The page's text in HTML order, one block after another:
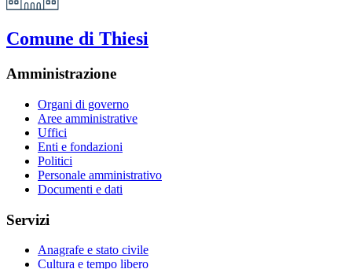
Comune di Thiesi
Amministrazione
Organi di governo
Aree amministrative
Uffici
Enti e fondazioni
Politici
Personale amministrativo
Documenti e dati
Servizi
Anagrafe e stato civile
Cultura e tempo libero